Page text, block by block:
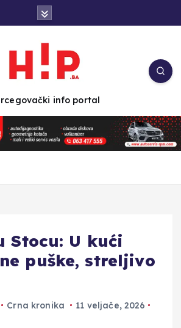
info portal
Stocu: U kući
puške, streljivo
Crna kronika
11 veljače, 2026